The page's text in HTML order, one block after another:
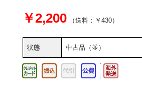
￥2,200 （送料：￥430）
状態 中古品（並）